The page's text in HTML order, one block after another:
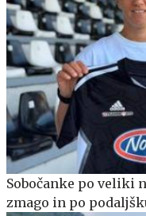
Sobočanke po veliki
zmago in po